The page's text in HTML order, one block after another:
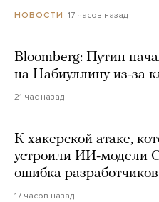
НОВОСТИ 17 часов назад
Bloomberg: Путин
на Набиуллину из-за
21 час назад
К хакерской атаке,
устроили ИИ-модели
ошибка
17 часов назад